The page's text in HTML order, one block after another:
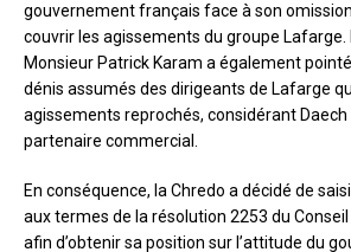
gouvernement français face à son
couvrir les agissements du groupe Lafarge.
Monsieur Patrick Karam a également
dénis assumés des dirigeants de Lafarge
agissements reprochés, considérant
partenaire commercial.
En conséquence, la Chredo a décidé de
aux termes de la résolution 2253 du Conseil
afin d’obtenir sa position sur l’attitude du